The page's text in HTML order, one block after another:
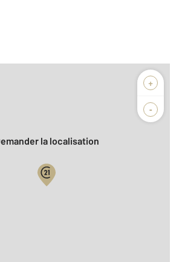
+
-
Demander la localisation